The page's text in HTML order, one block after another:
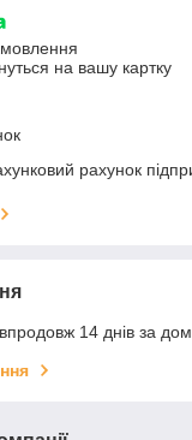
на вашу картку
рахунок
14 днів за